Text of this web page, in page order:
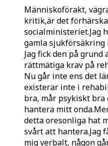
Människoförakt,
kritik,är det
socialministeriet.Jag
gamla sjukförsäkring
Jag fick den på grund
rättmätiga krav på
Nu går inte ens det
existerar inte i
bra, mår psykiskt bra
hantera mitt
detta oresonliga hat
svårt att hantera.Jag
mig verbalt, någon